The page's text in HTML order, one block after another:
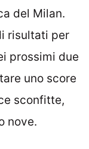
del Milan.
risultati per
prossimi due
uno score
sconfitte,
nove.